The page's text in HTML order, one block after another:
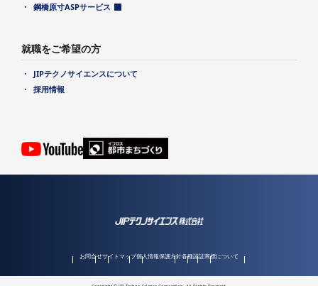
鋼橋原寸ASPサービス
就職をご希望の方
JIPテクノサイエンスについて
採用情報
お問合せサイトマップ個人情報保護方針各種認証商標について